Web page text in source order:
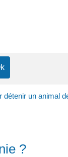
détenir un animal
?